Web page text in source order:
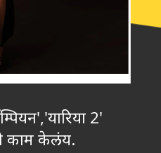
2'
काम केलंय.